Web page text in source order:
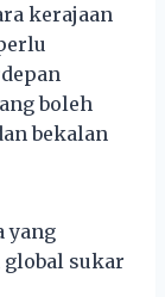
kerajaan
boleh
bekalan
yang
sukar